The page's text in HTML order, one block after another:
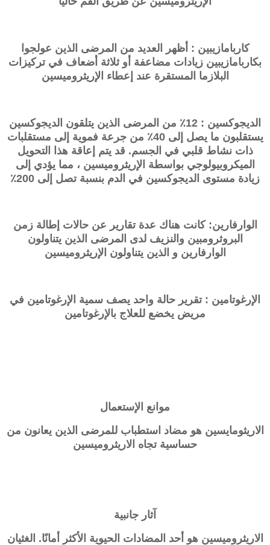
كاربامازيبين : أظهر العديد من المرضى الذين عولجوا
بكاربامازيبين زيادات مضاعفة أو ثلاثة أضعاف في تركيزات
البلازما المستقرة عند إعطاء الإريثروميسين
الديجوكسين : 12٪ من المرضى الذين يتلقون الديجوكسين
يستقلبون ما يصل إلى 40٪ من جرعة فموية إلى مستقلبات
ذات نشاط قلبي في الجسم. قد يتم إعاقة هذا التحويل
الميكروبيولوجي بواسطة الإريثروميسين ، مما يؤدي إلى
زيادة مستوى الديجوكسين في الدم بنسبة تصل إلى 200٪
الوارفارين: كانت هناك عدة تقارير عن حالات إطالة زمن
البروثرومبين والنزيف لدى المرضى الذين يتناولون
الوارفارين و الذين يتناولون الإريثروميسين
الإرغوتامين : تقرير حالة واحد يصف سمية الإرغوتامين في
مريض يخضع للعلاج بالإرغوتامين
موانع الإستعمال
الاريثومايسين هو مضاد استطباب للمرضى الذين يعانون من
حساسية تجاه الاريثروميسين
آثار جانبية
الاريثروميسين هو أحد المضادات الحيوية الأكثر أمانًا. الغثيان